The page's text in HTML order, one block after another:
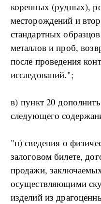
коренных (рудных),
месторождений и
стандартных
металлов и проб,
после проведения
исследований.";
в) пункт 20
следующего
"н) сведения о
залоговом билете,
продажи,
осуществляющими
изделий из